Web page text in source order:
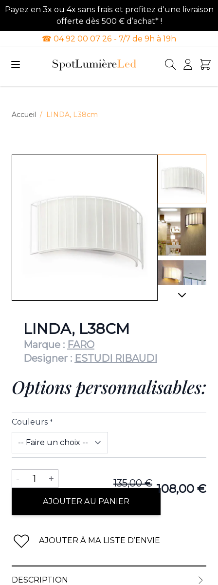
Payez en 3x ou 4x sans frais et profitez d'une livraison
offerte dès 500 € d’achat* !
☎ 04 92 00 07 26 - 7/7 de 9h à 19h
Accueil / LINDA, L38cm
View
LINDA, L38CM
Marque : FARO
Designer : ESTUDI RIBAUDI
Options personnalisables:
Couleurs *
135,00 € 108,00 €
Quantité
- 1 +
AJOUTER AU PANIER
AJOUTER À MA LISTE D’ENVIE
DESCRIPTION